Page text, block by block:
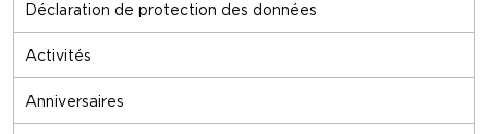
Déclaration de protection des données
Activités
Anniversaires